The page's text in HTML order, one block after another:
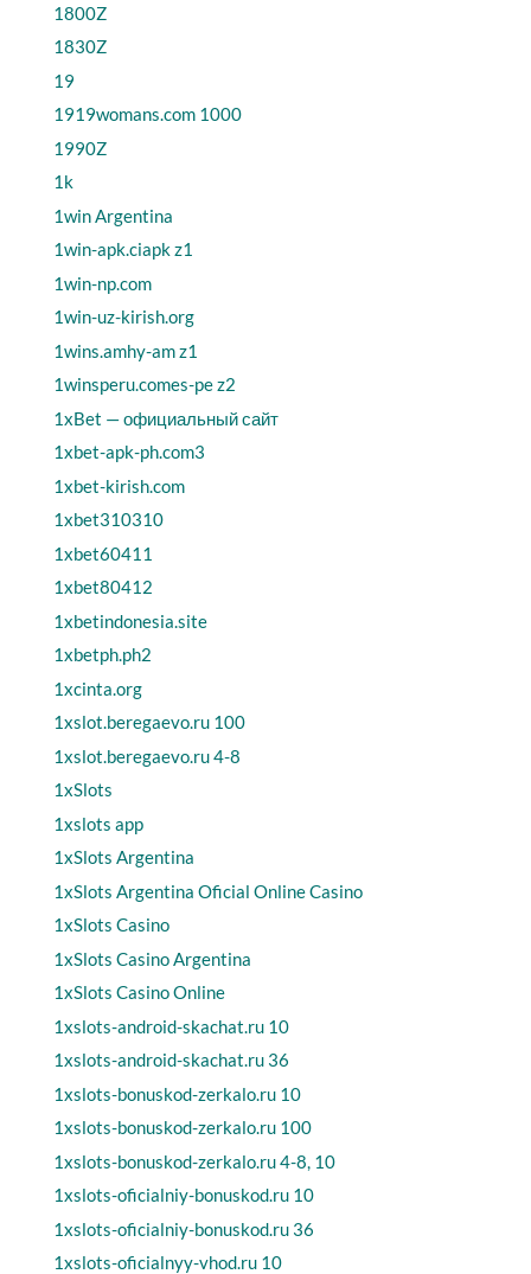
1800Z
1830Z
19
1919womans.com 1000
1990Z
1k
1win Argentina
1win-apk.ciapk z1
1win-np.com
1win-uz-kirish.org
1wins.amhy-am z1
1winsperu.comes-pe z2
1xBet — официальный сайт
1xbet-apk-ph.com3
1xbet-kirish.com
1xbet310310
1xbet60411
1xbet80412
1xbetindonesia.site
1xbetph.ph2
1xcinta.org
1xslot.beregaevo.ru 100
1xslot.beregaevo.ru 4-8
1xSlots
1xslots app
1xSlots Argentina
1xSlots Argentina Oficial Online Casino
1xSlots Casino
1xSlots Casino Argentina
1xSlots Casino Online
1xslots-android-skachat.ru 10
1xslots-android-skachat.ru 36
1xslots-bonuskod-zerkalo.ru 10
1xslots-bonuskod-zerkalo.ru 100
1xslots-bonuskod-zerkalo.ru 4-8, 10
1xslots-oficialniy-bonuskod.ru 10
1xslots-oficialniy-bonuskod.ru 36
1xslots-oficialnyy-vhod.ru 10